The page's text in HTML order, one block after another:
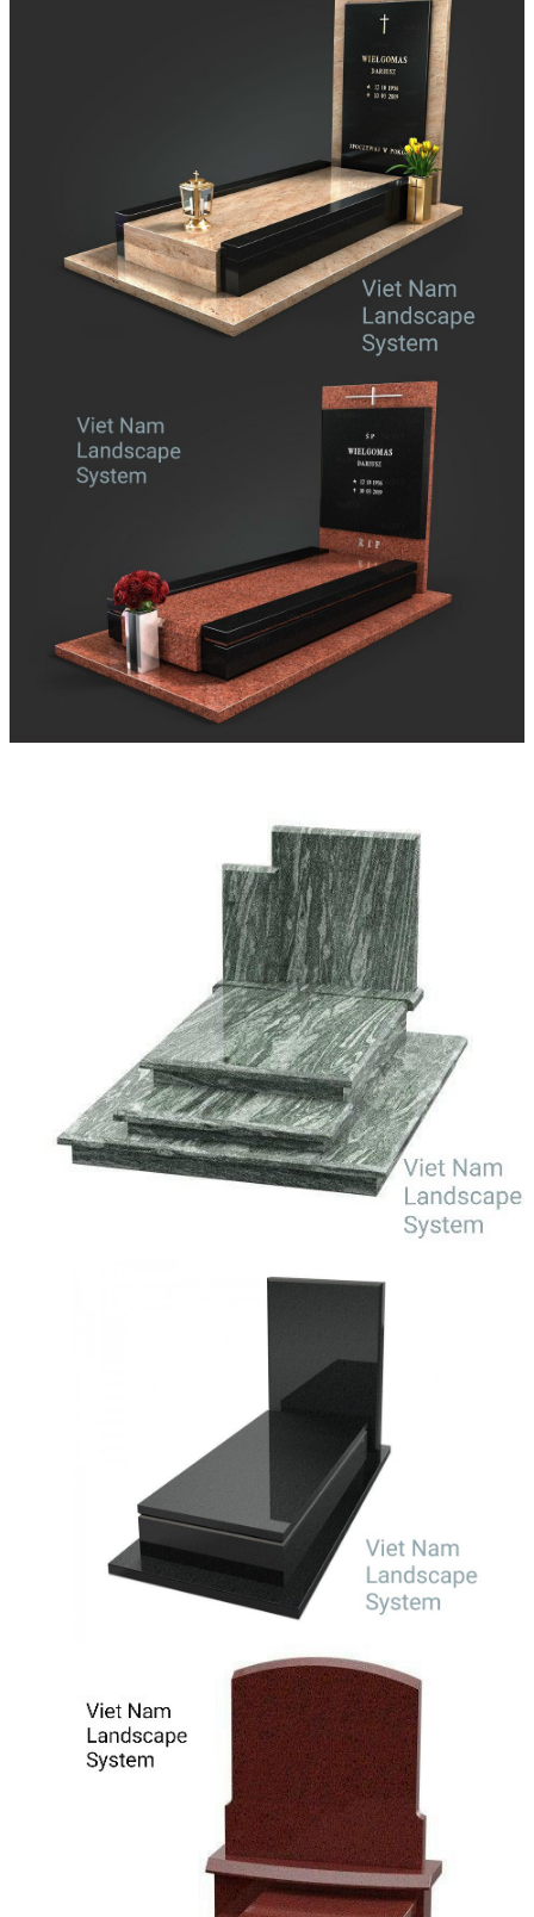
Đá Quartz Alpilus
Đá Alpilus Brazil
Đá tự nhiên
Đá Thạch Anh
Đá Cầu Thang
Đá Lát Nền
Đá Bàn Bếp Cao Cấp
Đá Ốp
Đá Ốp Bếp
Đá Ốp Mặt Tiền
Đá Ốp Cột
Đá Ốp Mộ
Đá Ốp Thang Máy
Tranh Đá Granite Đối Xứng
Tranh Đá Marble Đối Xứng
Tranh Đá Sơn Thủy Xuyên Sáng
Tranh Đá Thạch Anh Đối Xứng
Tranh Đá Xuyên Sáng Onyx
Vách Tivi ỐP Đá Cao Cấp
Giỏ hàng
Chưa có sản phẩm trong giỏ hàng.